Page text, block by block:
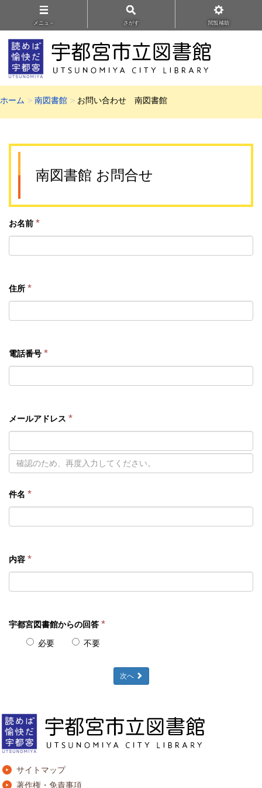
メニュ－ さがす 閲覧補助
ホーム 南図書館 お問い合わせ 南図書館
南図書館 お問合せ
お名前 *
住所 *
電話番号 *
メールアドレス *
件名 *
内容 *
宇都宮図書館からの回答 *
必要 不要
次へ
サイトマップ
著作権・免責事項